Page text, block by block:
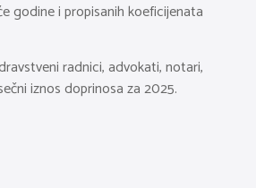
godine i propisanih koeficijenata
radnici, advokati, notari,
iznos doprinosa za 2025.